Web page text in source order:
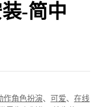
-简中
作角色扮演、 可爱、 在线